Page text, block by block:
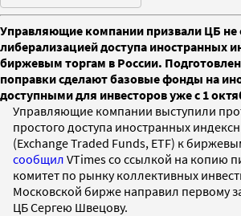
Управляющие компании призвали ЦБ не
либерализацией доступа иностранных
биржевым торгам в России.
поправки сделают базовые фонды на
доступными для инвесторов уже с 1
Управляющие компании выступили
простого доступа иностранных
(Exchange Traded Funds, ETF) к
сообщил VTimes со ссылкой на копию
комитет по рынку коллективных
Московской бирже направил первому
ЦБ Сергею Швецову.